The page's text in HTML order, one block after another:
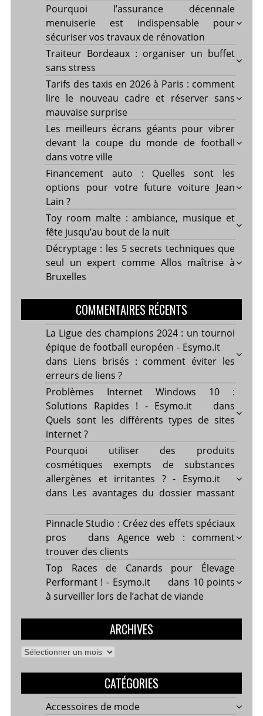
Pourquoi l’assurance décennale
menuiserie est indispensable pour
sécuriser vos travaux de rénovation
Traiteur Bordeaux : organiser un buffet
sans stress
Tarifs des taxis en 2026 à Paris : comment
lire le nouveau cadre et réserver sans
mauvaise surprise
Les meilleurs écrans géants pour vibrer
devant la coupe du monde de football
dans votre ville
Financement auto : Quelles sont les
options pour votre future voiture Jean
Lain ?
Toy room malte : ambiance, musique et
fête jusqu’au bout de la nuit
Décryptage : les 5 secrets techniques que
seul un expert comme Allos maîtrise à
Bruxelles
COMMENTAIRES RÉCENTS
La Ligue des champions 2024 : un tournoi
épique de football européen - Esymo.it
dans Liens brisés : comment éviter les
erreurs de liens ?
Problèmes Internet Windows 10 :
Solutions Rapides ! - Esymo.it
dans
Quels sont les différents types de sites
internet ?
Pourquoi utiliser des produits
cosmétiques exempts de substances
allergènes et irritantes ? - Esymo.it
dans Les avantages du dossier massant
Pinnacle Studio : Créez des effets spéciaux
pros
dans Agence web : comment
trouver des clients
Top Races de Canards pour Élevage
Performant ! - Esymo.it
dans 10 points
à surveiller lors de l’achat de viande
ARCHIVES
Archives
CATÉGORIES
Accessoires de mode